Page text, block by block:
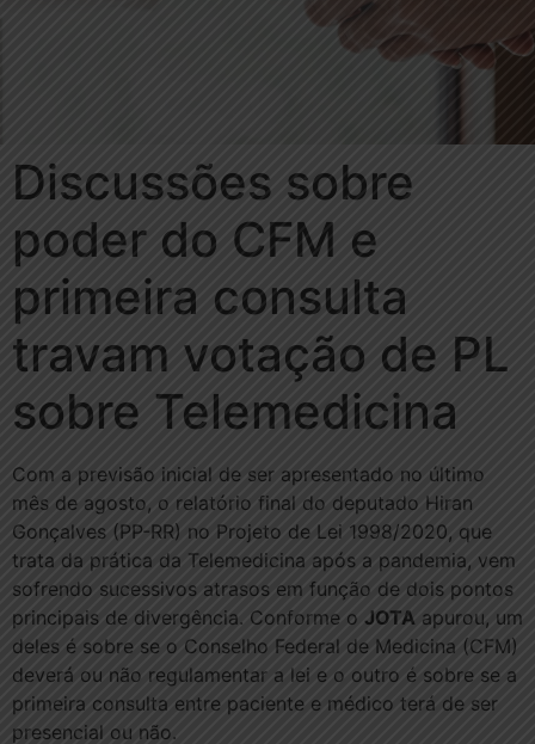
Discussões sobre
poder do CFM e
primeira consulta
travam votação de PL
sobre Telemedicina
Com a previsão inicial de ser apresentado no último
mês de agosto, o relatório final do deputado Hiran
Gonçalves (PP-RR) no Projeto de Lei 1998/2020, que
trata da prática da Telemedicina após a pandemia, vem
sofrendo sucessivos atrasos em função de dois pontos
principais de divergência. Conforme o JOTA apurou, um
deles é sobre se o Conselho Federal de Medicina (CFM)
deverá ou não regulamentar a lei e o outro é sobre se a
primeira consulta entre paciente e médico terá de ser
presencial ou não.